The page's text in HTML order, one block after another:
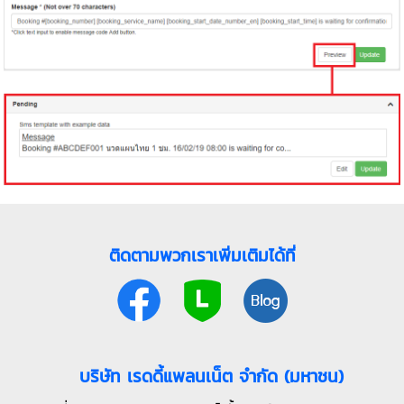
ติดตามพวกเราเพิ่มเติมได้ที่
บริษัท เรดดี้แพลนเน็ต จำกัด (มหาชน)